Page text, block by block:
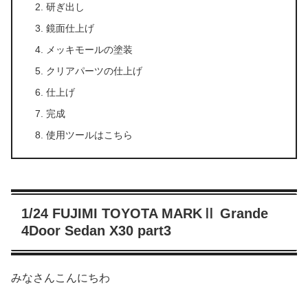
研ぎ出し
鏡面仕上げ
メッキモールの塗装
クリアパーツの仕上げ
仕上げ
完成
使用ツールはこちら
1/24 FUJIMI TOYOTA MARKⅡ Grande
4Door Sedan X30 part3
みなさんこんにちわ